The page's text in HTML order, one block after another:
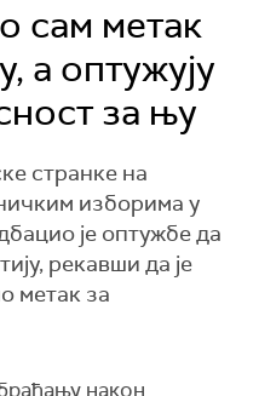
сам метак
а оптужују
за њу
странке на
изборима у
је оптужбе да
рекавши да је
метак за
након